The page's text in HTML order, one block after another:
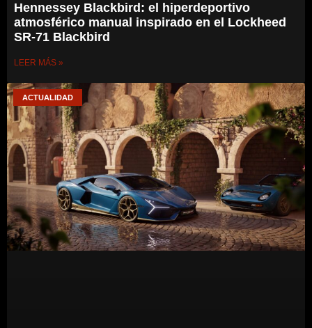
Hennessey Blackbird: el hiperdeportivo
atmosférico manual inspirado en el Lockheed
SR-71 Blackbird
LEER MÁS »
ACTUALIDAD